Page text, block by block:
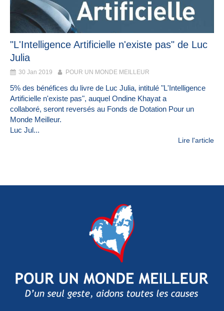
"L'Intelligence Artificielle n'existe pas" de Luc
Julia
30 Jan 2019 POUR UN MONDE MEILLEUR
5% des bénéfices du livre de Luc Julia, intitulé "L'Intelligence
Artificielle n'existe pas", auquel Ondine Khayat a
collaboré, seront reversés au Fonds de Dotation Pour un
Monde Meilleur.
Luc Jul...
Lire l'article